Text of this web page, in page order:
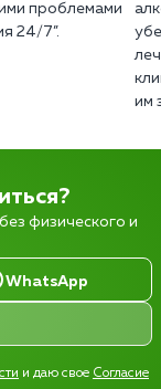
проблемами
24/7”.
им
физического и
WhatsApp
и даю свое Согласие